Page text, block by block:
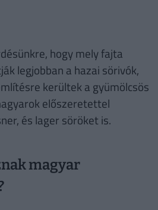
hogy mely fajta
legjobban a hazai sörivók,
kerültek a gyümölcsös
előszeretettel
és lager söröket is.
magyar